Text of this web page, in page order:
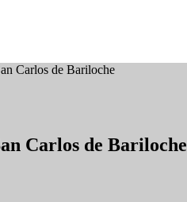
Carlos de Bariloche
Carlos de Bariloche